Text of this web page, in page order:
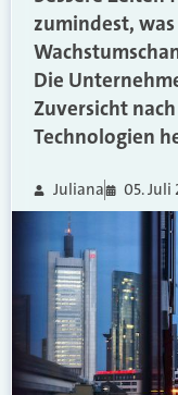
zumindest,
Die
Zuversicht
Technologien
Juliana 05. Juli